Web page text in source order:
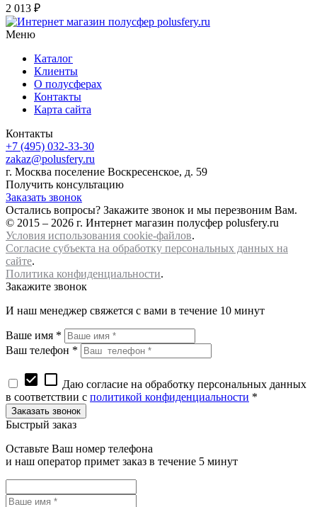
2 013 ₽
Меню
Каталог
Клиенты
О полусферах
Контакты
Карта сайта
Контакты
+7 (495) 032-33-30
zakaz@polusfery.ru
г. Москва поселение Воскресенское, д. 59
Получить консультацию
Заказать звонок
Остались вопросы? Закажите звонок и мы перезвоним Вам.
© 2015 – 2026 г. Интернет магазин полусфер polusfery.ru
Условия использования cookie-файлов.
Согласие субъекта на обработку персональных данных на
сайте.
Политика конфиденциальности.
Закажите звонок
И наш менеджер свяжется с вами в течение 10 минут
Ваше имя *
Ваш телефон *
check_box check_box_outline_blank Даю согласие на обработку персональных данных
в соответствии с политикой конфиденциальности *
Быстрый заказ
Оставьте Ваш номер телефона
и наш оператор примет заказ в течение 5 минут